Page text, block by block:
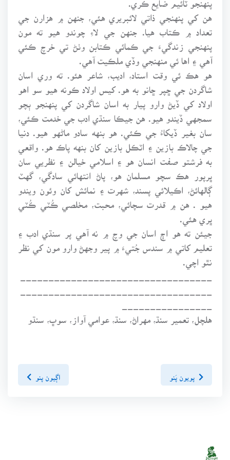
هن کي پنهنجي ذاتي لائبريري هئي، جنهن ۾ هزارن جي
تعداد ۾ ڪتاب هيا. جنهن جي لاءِ چوندو هيو ته مون
پنهنجي زندگيءَ جي ڪمائي ڪتابن وٺڻ تي خرچ ڪئي
آهي ۽ اها ئي منهنجي وڏي ملڪيت آهي.
هو هڪ ئي وقت استاد، اديب، شاعر هئو. ته وري اسان
شاگردن جي ڇپر ڇانو به هو. کيس اولاد ڪونه هيو سو اهو
اولاد کي ڏيڻ وارو پيار به اسان شاگردن کي پنهنجو ٻچو
سمجهي ڏيندو هيو. هن جيڪا سنڌي ادب جي خدمت ڪئي،
سان بغير ڏيکاءُ جي ڪئي. هو بنهه سادو ماڻهو هيو. دنيا
جي چالاڪ بازين ۽ اٽڪل بازين کان بنهه پاڪ هو. واقعي
به فرشتو صفت انسان هو ۽ اسلامي خيالن ۽ نظريي سان
ڀرپور هڪ سچو مسلمان هو، پاڻ انتهائي سادگي، گهٽ
ڳالهائڻ، اڪيلائي پسند، شهرت ۽ نمائش کان وئون ويندو
هيو . هن ۾ قدرت سچائي، محبت، مخلصي ڪُٽي ڪُٽي
جيئن ته هو اڄ اسان جي وچ ۾ نه آهي پر سنڌي ادب ۽
تعليم کاتي ۾ سندس جُتيءَ ۾ پير وجهڻ وارو مون کي نظر
نٿو اچي.
هلچل، تعمير سنڌ، مهراڻ، سنڌ، عوامي آواز، سوڀ، سنڌو
پويون پَنو اڳيون پنو